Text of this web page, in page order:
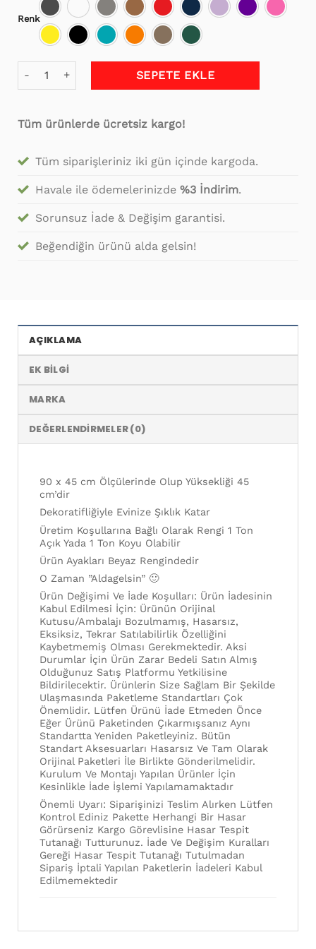
₺2,199.99.
Renk
Yeni Model Lüks Çizgi Kapitoneli Sandıklı Puf Bench Beyaz
SEPETE EKLE
Tüm ürünlerde ücretsiz kargo!
Tüm siparişleriniz iki gün içinde kargoda.
Havale ile ödemelerinizde %3 İndirim.
Sorunsuz İade & Değişim garantisi.
Beğendiğin ürünü alda gelsin!
AÇIKLAMA
EK BILGI
MARKA
DEĞERLENDIRMELER (0)
90 x 45 cm Ölçülerinde Olup Yüksekliği 45
cm’dir
Dekoratifliğiyle Evinize Şıklık Katar
Üretim Koşullarına Bağlı Olarak Rengi 1 Ton
Açık Yada 1 Ton Koyu Olabilir
Ürün Ayakları Beyaz Rengindedir
O Zaman ”Aldagelsin” 🙂
Ürün Değişimi Ve İade Koşulları: Ürün İadesinin
Kabul Edilmesi İçin: Ürünün Orijinal
Kutusu/Ambalajı Bozulmamış, Hasarsız,
Eksiksiz, Tekrar Satılabilirlik Özelliğini
Kaybetmemiş Olması Gerekmektedir. Aksi
Durumlar İçin Ürün Zarar Bedeli Satın Almış
Olduğunuz Satış Platformu Yetkilisine
Bildirilecektir. Ürünlerin Size Sağlam Bir Şekilde
Ulaşmasında Paketleme Standartları Çok
Önemlidir. Lütfen Ürünü İade Etmeden Önce
Eğer Ürünü Paketinden Çıkarmışsanız Aynı
Standartta Yeniden Paketleyiniz. Bütün
Standart Aksesuarları Hasarsız Ve Tam Olarak
Orijinal Paketleri İle Birlikte Gönderilmelidir.
Kurulum Ve Montajı Yapılan Ürünler İçin
Kesinlikle İade İşlemi Yapılamamaktadır
Önemli Uyarı: Siparişinizi Teslim Alırken Lütfen
Kontrol Ediniz Pakette Herhangi Bir Hasar
Görürseniz Kargo Görevlisine Hasar Tespit
Tutanağı Tutturunuz. İade Ve Değişim Kuralları
Gereği Hasar Tespit Tutanağı Tutulmadan
Sipariş İptali Yapılan Paketlerin İadeleri Kabul
Edilmemektedir